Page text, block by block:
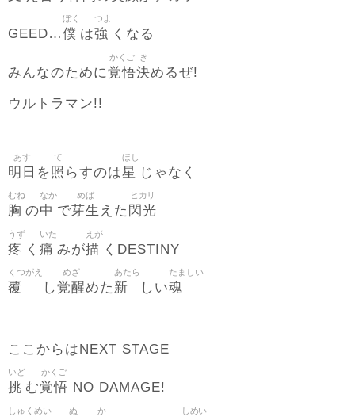
GEED…僕
ぼく
は強
つよ
くなる
みんなのために覚悟
かくご
決
き
めるぜ!
ウルトラマン!!
明日
あす
を照
て
らすのは星
ほし
じゃなく
胸
むね
の中
なか
で芽生
めば
えた 閃光
ヒカリ
疼
うず
く 痛
いた
みが描
えが
くDESTINY
覆
くつがえ
し覚醒
めざ
めた 新
あたら
しい魂
たましい
ここからはNEXT STAGE
挑
いど
む覚悟
かくご
NO DAMAGE!
しゅくめい ぬ か しめい